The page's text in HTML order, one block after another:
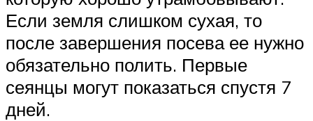
Если земля слишком сухая, то
после завершения посева ее нужно
обязательно полить. Первые
сеянцы могут показаться спустя 7
дней.